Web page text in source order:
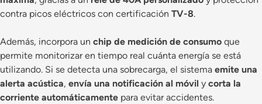
contra picos eléctricos con certificación TV-8.
Además, incorpora un chip de medición de consumo que
permite monitorizar en tiempo real cuánta energía se está
utilizando. Si se detecta una sobrecarga, el sistema emite una
alerta acústica, envía una notificación al móvil y corta la
corriente automáticamente para evitar accidentes.